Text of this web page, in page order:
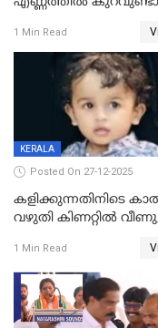
കുതിച്ചുയരുന്നു
1 Min Read
KERALA
Posted On 27-12-2025
കളിക്കുന്നതിനിടെ
വഴുതി കിണറ്റിൽ
ദാരുണാന്ത്യം
1 Min Read